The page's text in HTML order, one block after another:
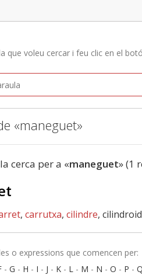
que voleu cercar i feu clic en el
«maneguet»
cerca per a «maneguet» (1
, carrutxa, cilindre,
o expressions que comencen per:
- G - H - I - J - K - L - M - N - O - P -